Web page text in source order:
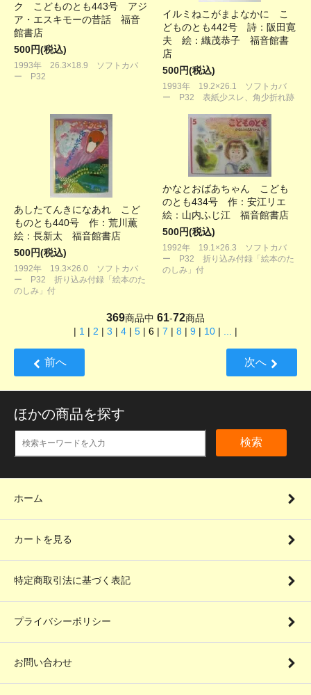
ク こどものとも443号 アジ
ア・エスキモーの昔話 福音
館書店
500円(税込)
1993年 26.3×18.9 ソフトカバ
ー P32
イルミねこがまよなかに こ
どものとも442号 詩：阪田寛
夫 絵：織茂恭子 福音館書
店
500円(税込)
1993年 19.2×26.1 ソフトカバ
ー P32 表紙少スレ、角少折れ跡
あしたてんきになあれ こど
ものとも440号 作：荒川薫
絵：長新太 福音館書店
500円(税込)
1992年 19.3×26.0 ソフトカバ
ー P32 折り込み付録「絵本のた
のしみ」付
かなとおばあちゃん こども
のとも434号 作：安江リエ
絵：山内ふじ江 福音館書店
500円(税込)
1992年 19.1×26.3 ソフトカバ
ー P32 折り込み付録「絵本のた
のしみ」付
369商品中 61-72商品
| 1 | 2 | 3 | 4 | 5 | 6 | 7 | 8 | 9 | 10 | ... |
前へ 次へ
ほかの商品を探す
検索
ホーム
カートを見る
特定商取引法に基づく表記
プライバシーポリシー
お問い合わせ